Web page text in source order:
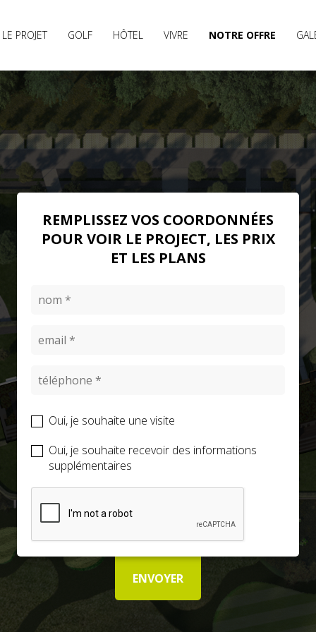
SOLD
SOLD
APARTMENTS
REMPLISSEZ VOS COORDONNÉES
POUR VOIR LE PROJECT, LES PRIX
ET LES PLANS
Oui, je souhaite une visite
Oui, je souhaite recevoir des informations
supplémentaires
ENVOYER
LE PROJET GOLF HÔTEL VIVRE NOTRE OFFRE